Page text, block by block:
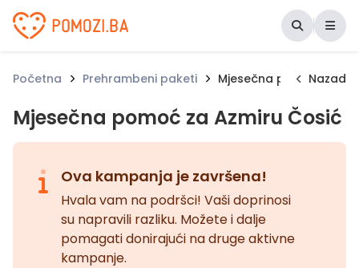
Udruženje Pomozi.ba
Početna Prehrambeni paketi Mjesečna pomoć za
Nazad
Mjesečna pomoć za Azmiru Čosić
Ova kampanja je završena!
Hvala vam na podršci! Vaši doprinosi
su napravili razliku. Možete i dalje
pomagati donirajući na druge aktivne
kampanje.